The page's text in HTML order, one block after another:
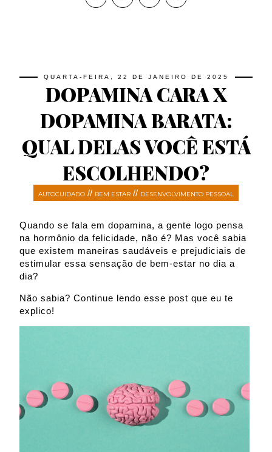
QUARTA-FEIRA, 22 DE JANEIRO DE 2025
DOPAMINA CARA X
DOPAMINA BARATA:
QUAL DELAS VOCÊ ESTÁ
ESCOLHENDO?
AUTOCUIDADO // BEM ESTAR // DESENVOLVIMENTO PESSOAL
Quando se fala em dopamina, a gente logo pensa
na hormônio da felicidade, não é? Mas você sabia
que existem maneiras saudáveis e prejudiciais de
estimular essa sensação de bem-estar no dia a
dia?
Não sabia? Continue lendo esse post que eu te
explico!